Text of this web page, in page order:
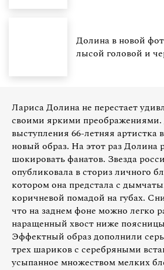
Долина в новой
лысой головой и
Лариса Долина не перестает
своими яркими
выступления 66-летняя артистка
новый образ. На этот раз Долина
шокировать фанатов. Звезда
опубликовала в сториз личного
котором она предстала с
коричневой помадой на губах.
что на заднем фоне можно легко
наращенный хвост ниже
Эффектный образ дополнили
трех шариков с серебряными
усыпанное множеством мелких